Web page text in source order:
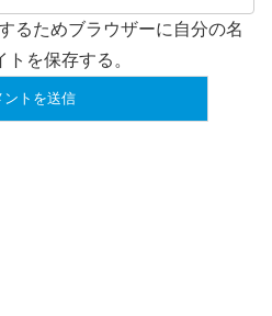
るためブラウザーに自分の名
を保存する。